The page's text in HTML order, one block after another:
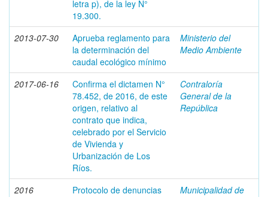
letra p), de la ley N°
19.300.
2013-07-30
Aprueba reglamento para
la determinación del
caudal ecológico mínimo
Ministerio del
Medio Ambiente
2017-06-16
Confirma el dictamen N°
78.452, de 2016, de este
origen, relativo al
contrato que indica,
celebrado por el Servicio
de Vivienda y
Urbanización de Los
Ríos.
Contraloría
General de la
República
2016
Protocolo de denuncias
Municipalidad de